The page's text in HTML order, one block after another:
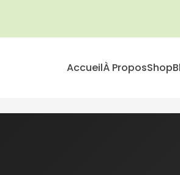
AccueilÀ ProposShop